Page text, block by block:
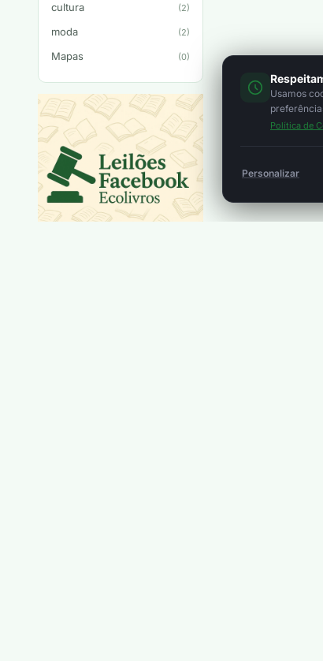
cultura (2)
moda (2)
Mapas (0)
Usamos
Política de
Personalizar